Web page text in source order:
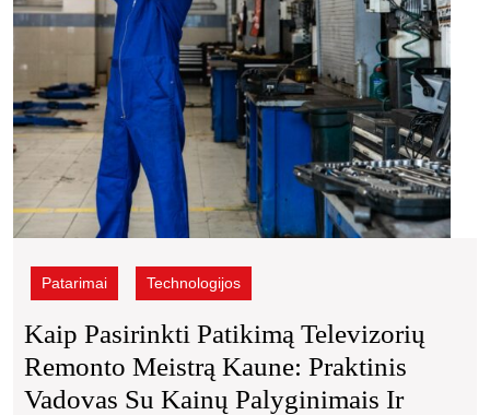
su
ir
Patarimai Technologijos
Kaip Pasirinkti Patikimą Televizorių
Remonto Meistrą Kaune: Praktinis
Vadovas Su Kainų Palyginimais Ir